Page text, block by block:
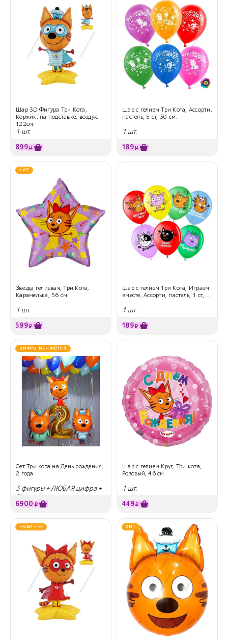
Шар 3D Фигура Три Кота,
Коржик, на подставке, воздух,
122см.
1 шт.
899₽
Шар с гелием Три Кота, Ассорти,
пастель, 5 ст, 30 см.
1 шт.
189₽
ХИТ
Звезда гелиевая, Три Кота,
Карамелька, 56 см.
1 шт.
599₽
Шар с гелием Три Кота, Играем
вместе, Ассорти, пастель, 1 ст, ...
1 шт.
189₽
ЦИФРЫ МЕНЯЮТСЯ
Сет Три кота на День рождения,
2 года
3 фигуры + ЛЮБАЯ цифра +
15 шаров
6900 ₽
Шар с гелием Круг, Три кота,
Розовый, 46 см.
1 шт.
449₽
НОВИНКА ХИТ